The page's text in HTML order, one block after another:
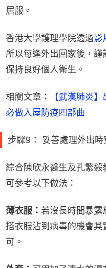
居服。
香港大學護理學院透過影
所以每逢外出回家後，
保持良好個人衛生。
相關文章：
【武漢肺炎
必做入屋防疫四部曲
步驟9： 妥善處理外出時
綜合陳欣永醫生及孔繁
可參考以下做法：
薄衣服： 若沒長時間暴露
搭衣服沾到病毒的機會
可。